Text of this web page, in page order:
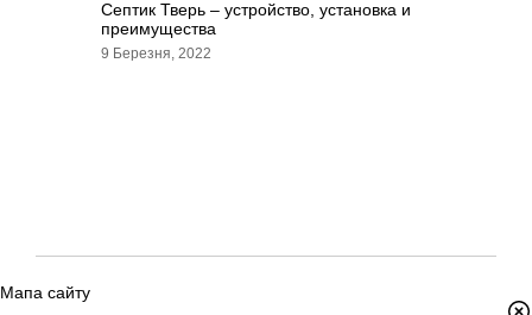
Септик Тверь – устройство, установка и
преимущества
9 Березня, 2022
Мапа сайту